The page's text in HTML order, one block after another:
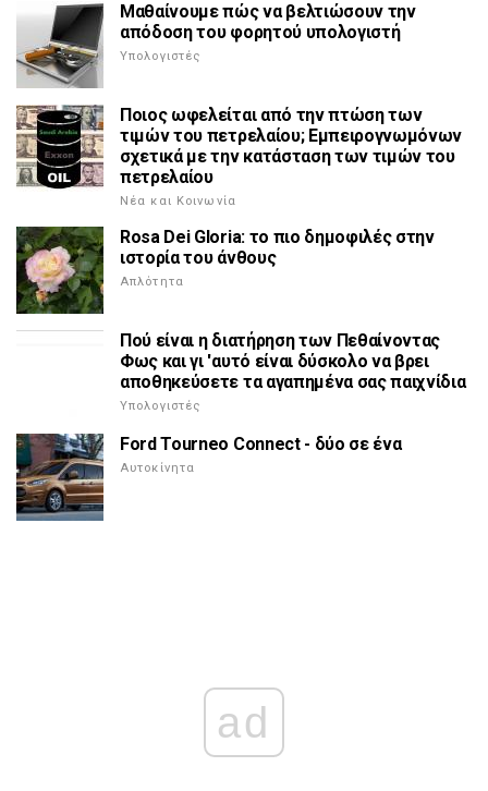
Μαθαίνουμε πώς να βελτιώσουν την
απόδοση του φορητού υπολογιστή
Υπολογιστές
Ποιος ωφελείται από την πτώση των
τιμών του πετρελαίου; Εμπειρογνωμόνων
σχετικά με την κατάσταση των τιμών του
πετρελαίου
Νέα και Κοινωνία
Rosa Dei Gloria: το πιο δημοφιλές στην
ιστορία του άνθους
Απλότητα
Πού είναι η διατήρηση των Πεθαίνοντας
Φως και γι 'αυτό είναι δύσκολο να βρει
αποθηκεύσετε τα αγαπημένα σας παιχνίδια
Υπολογιστές
Ford Tourneo Connect - δύο σε ένα
Αυτοκίνητα
ad